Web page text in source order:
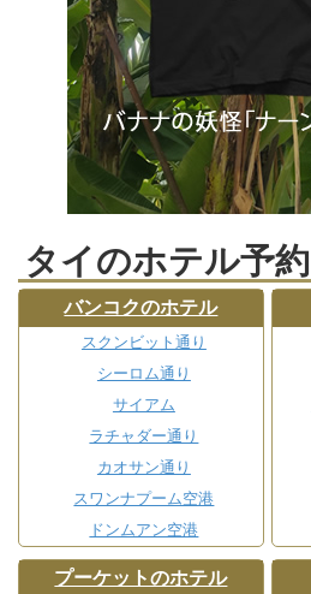
タイのホテル予約
バンコクのホテル
スクンビット通り
シーロム通り
サイアム
ラチャダー通り
カオサン通り
スワンナプーム空港
ドンムアン空港
プーケットのホテル